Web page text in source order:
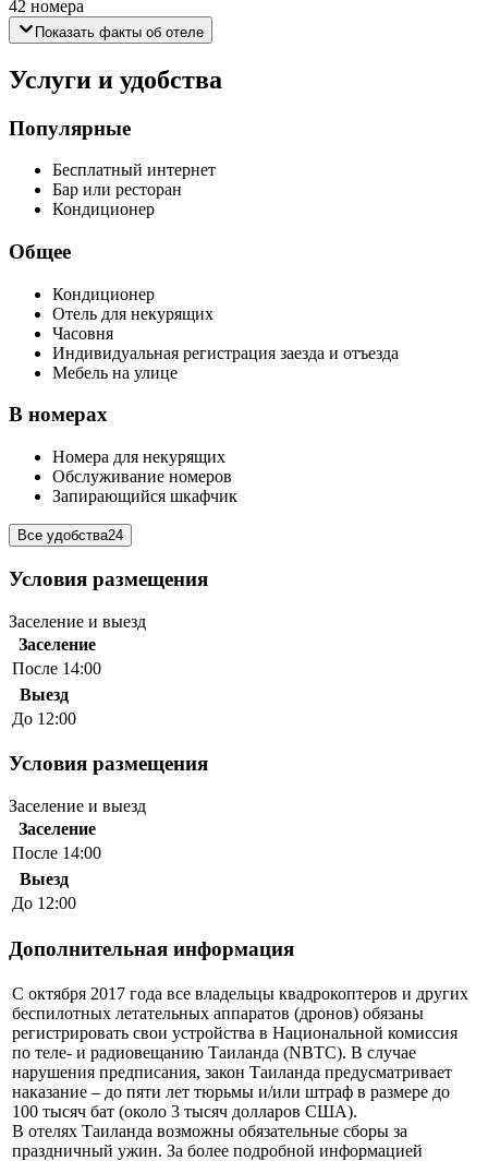
42 номера
Показать факты об отеле
Услуги и удобства
Популярные
Бесплатный интернет
Бар или ресторан
Кондиционер
Общее
Кондиционер
Отель для некурящих
Часовня
Индивидуальная регистрация заезда и отъезда
Мебель на улице
В номерах
Номера для некурящих
Обслуживание номеров
Запирающийся шкафчик
Все удобства24
Условия размещения
Заселение и выезд
Заселение
После 14:00
Выезд
До 12:00
Условия размещения
Заселение и выезд
Заселение
После 14:00
Выезд
До 12:00
Дополнительная информация
С октября 2017 года все владельцы квадрокоптеров и других
беспилотных летательных аппаратов (дронов) обязаны
регистрировать свои устройства в Национальной комиссия
по теле- и радиовещанию Таиланда (NBTC). В случае
нарушения предписания, закон Таиланда предусматривает
наказание – до пяти лет тюрьмы и/или штраф в размере до
100 тысяч бат (около 3 тысяч долларов США).
В отелях Таиланда возможны обязательные сборы за
праздничный ужин. За более подробной информацией